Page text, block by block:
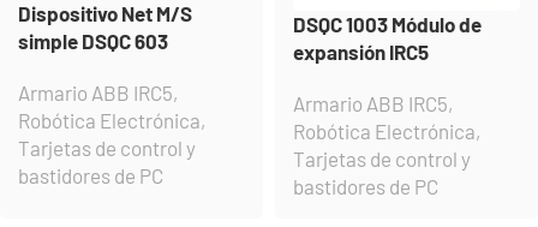
Dispositivo Net M/S
simple DSQC 603
Armario ABB IRC5,
Robótica Electrónica,
Tarjetas de control y
bastidores de PC
DSQC 1003 Módulo de
expansión IRC5
Armario ABB IRC5,
Robótica Electrónica,
Tarjetas de control y
bastidores de PC